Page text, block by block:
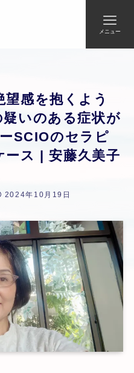
メニュー
感を抱くよう
いのある症状が
SCIOのセラピ
ース | 安藤久美子
2024年10月19日